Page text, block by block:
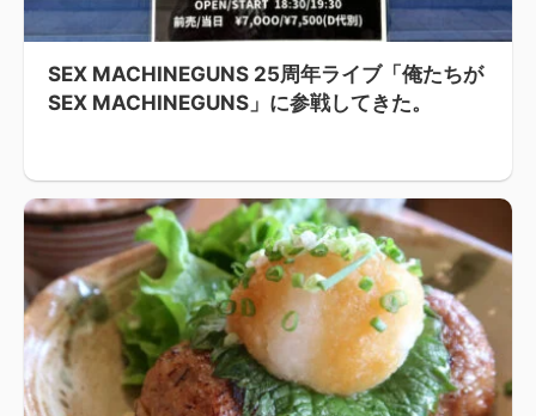
SEX MACHINEGUNS 25周年ライブ「俺たちが
SEX MACHINEGUNS」に参戦してきた。